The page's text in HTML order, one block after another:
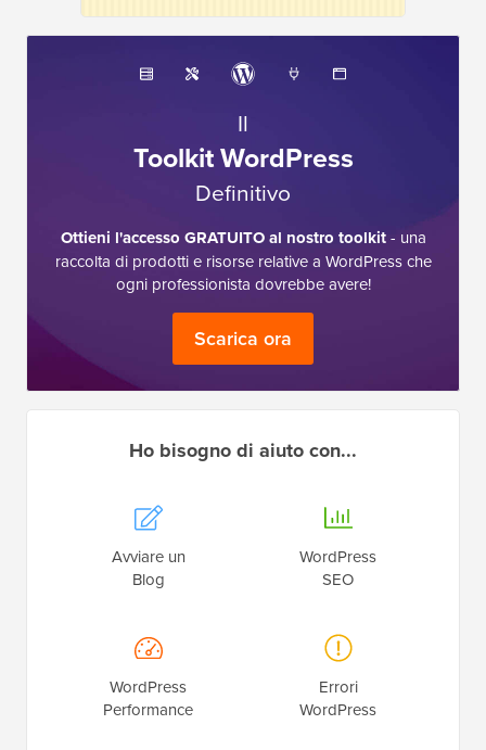
Il
Toolkit WordPress
Definitivo
Ottieni l'accesso GRATUITO al nostro toolkit- una
raccolta di prodotti e risorse relative a WordPress che
ogni professionista dovrebbe avere!
Scarica ora
Ho bisogno di aiuto con...
Avviare un
Blog
WordPress
SEO
WordPress
Performance
Errori
WordPress